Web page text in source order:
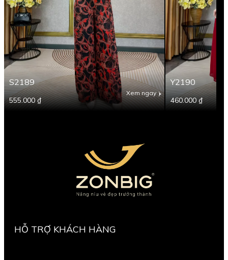
555.000 ₫
Xem ngay
S2189
460.000 ₫
Y2190
HỖ TRỢ KHÁCH HÀNG